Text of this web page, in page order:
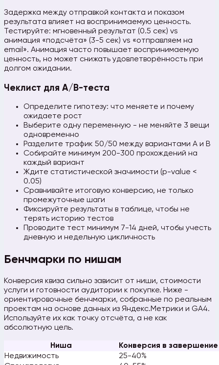
Задержка между отправкой контакта и показом
результата влияет на воспринимаемую ценность.
Тестируйте: мгновенный результат (0.5 сек) vs
анимация «подсчёта» (3-5 сек) vs «отправляем на
email». Анимация часто повышает воспринимаемую
ценность, но может снижать удовлетворённость при
долгом ожидании.
Чеклист для A/B-теста
Определите гипотезу: что меняете и почему
ожидаете рост
Выберите одну переменную - не меняйте 3 вещи
одновременно
Разделите трафик 50/50 между вариантами A и B
Собирайте минимум 200-300 прохождений на
каждый вариант
Ждите статистической значимости (p-value <
0.05)
Сравнивайте итоговую конверсию, не только
промежуточные шаги
Фиксируйте результаты в таблице, чтобы не
терять историю тестов
Проводите тест минимум 7-14 дней, чтобы учесть
дневную и недельную цикличность
Бенчмарки по нишам
Конверсия квиза сильно зависит от ниши, стоимости
услуги и готовности аудитории к покупке. Ниже -
ориентировочные бенчмарки, собранные по реальным
проектам на основе данных из Яндекс.Метрики и GA4.
Используйте их как точку отсчёта, а не как
абсолютную цель.
Ниша
Конверсия в завершение
Недвижимость
25-40%